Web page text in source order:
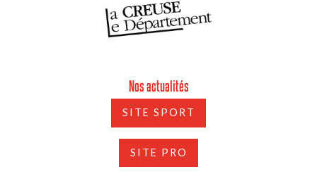
Nos actualités
SITE SPORT
SITE PRO